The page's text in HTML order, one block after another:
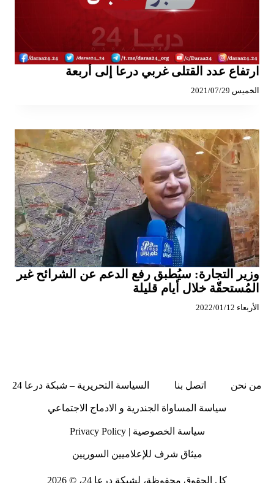
ارتفاع عدد القتلى غربي درعا إلى أربعة
الخميس 2021/07/29
وزير التجارة: سيُطبق رفع الدعم عن الشرائح غير
المُستحقّة خلال أيام قليلة
الأربعاء 2022/01/12
من نحن اتصل بنا السياسة التحريرية – شبكة درعا 24
سياسة المساواة الجندرية و الادماج الاجتماعي
سياسة الخصوصية | Privacy Policy
ميثاق شرف للإعلاميين السوريين
كل الحقوق محفوظة، لشبكة درعا 24، © 2026